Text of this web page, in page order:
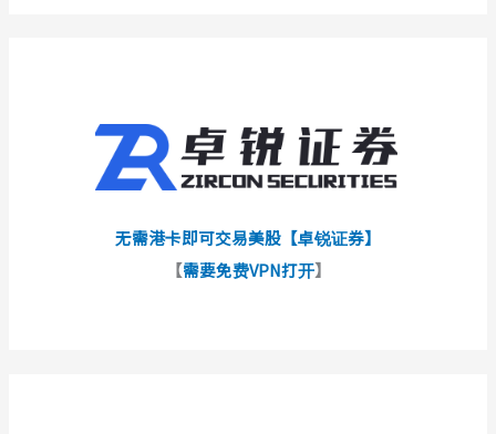
无需港卡即可交易美股【卓锐证券】
【需要免费VPN打开】